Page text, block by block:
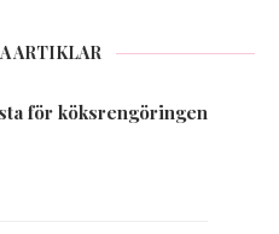
ARTIKLAR
för köksrengöringen